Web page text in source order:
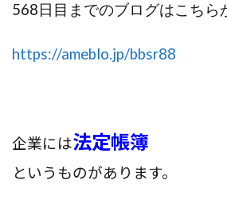
568日目までのブログはこちら
https://ameblo.jp/bbsr88
企業には法定帳簿
というものがあります。